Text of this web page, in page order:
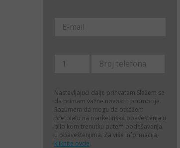
Nastavljajući dalje prihvatam Slažem se
da primam važne novosti i promocije.
Razumem da mogu da otkažem
pretplatu na marketinška obaveštenja u
bilo kom trenutku putem podešavanja
u obaveštenjima. Za više informacija,
kliknite ovde.